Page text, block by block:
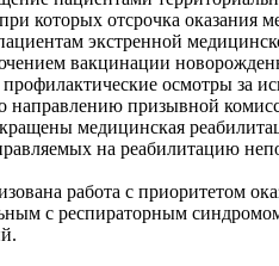
которых отсрочка
экстренной
вакцинации
осмотры за
направлению призывной
медицинская
на реабилитацию
работа с приоритетом
с респираторным